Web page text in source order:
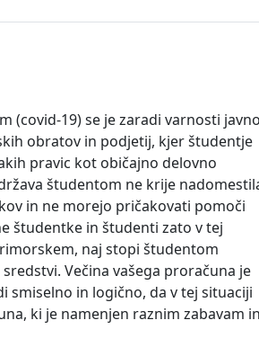
(covid-19) se je zaradi varnosti javno
obratov in podjetij, kjer študentje
pravic kot običajno delovno
študentom ne krije
in ne morejo pričakovati pomoči
študentke in študenti zato v tej
naj stopi študentom
Večina vašega proračuna je
smiselno in logično, da v tej situaciji
ki je namenjen raznim zabavam in